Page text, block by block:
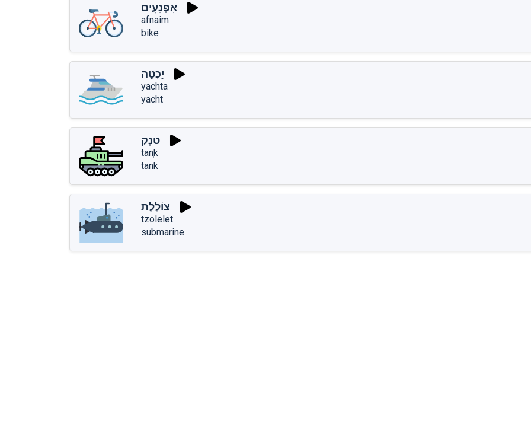
אָפְנָעִים
afnaim
bike
יַכְטָה
yachta
yacht
טַנְק
tanְk
tank
צוֹלֶלֶת
tzolelet
submarine